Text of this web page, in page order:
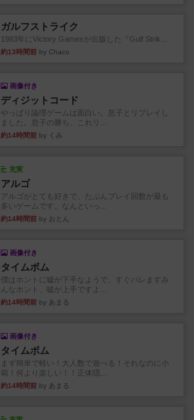
ガルフストライク
1983年にVictory Gamesが出版した『Gulf Strik...
約13時間前 by Chaco
画像付き
ディジットコード
やっぱり論理ゲームは面白い。息子とリプレイし
ました。息子の勝ち。これリ...
約14時間前 by くみ
充実
アルゴ
アルゴがとても好きで、たぶんプレイ回数が最も
多いゲームです。なんといっ...
約14時間前 by おとん
画像付き
タイムボム
僕はホントに嘘が下手なようで、すぐバレますみ
んなホント、嘘が上手ですよ...
約14時間前 by あまる
画像付き
タイムボム
まず簡単で軽い！大人数で遊べる！それなのに小
箱！何より楽しい！！正体隠...
約14時間前 by あまる